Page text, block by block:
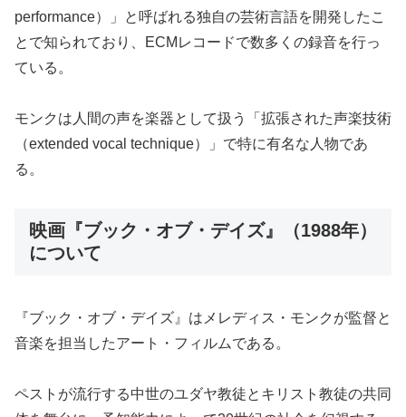
performance）」と呼ばれる独自の芸術言語を開発したこ
とで知られており、ECMレコードで数多くの録音を行っ
ている。
モンクは人間の声を楽器として扱う「拡張された声楽技術
（extended vocal technique）」で特に有名な人物であ
る。
映画『ブック・オブ・デイズ』（1988年）
について
『ブック・オブ・デイズ』はメレディス・モンクが監督と
音楽を担当したアート・フィルムである。
ペストが流行する中世のユダヤ教徒とキリスト教徒の共同